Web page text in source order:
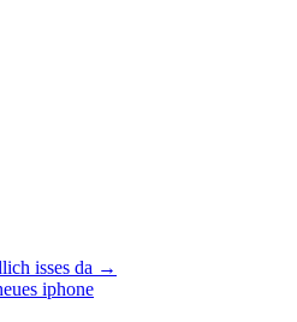
isses da →
iphone